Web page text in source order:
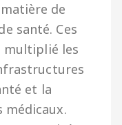
de
santé. Ces
multiplié les
et la
médicaux.